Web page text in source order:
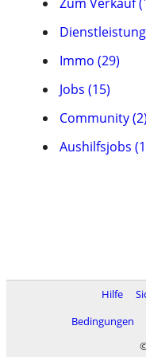
Immo (29)
Jobs (15)
Community (2)
Aushilfsjobs
Hilfe
Bedingungen